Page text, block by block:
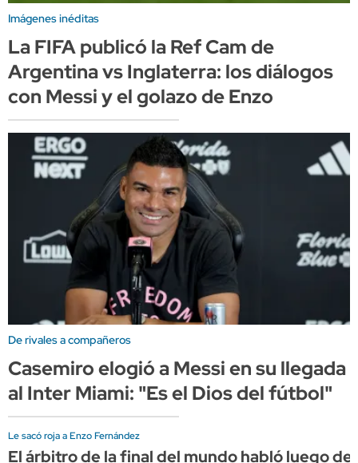
Imágenes inéditas
La FIFA publicó la Ref Cam de
Argentina vs Inglaterra: los diálogos
con Messi y el golazo de Enzo
De rivales a compañeros
Casemiro elogió a Messi en su llegada
al Inter Miami: "Es el Dios del fútbol"
Le sacó roja a Enzo Fernández
El árbitro de la final del mundo habló luego